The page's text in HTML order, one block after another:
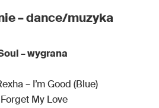
– dance/muzyka
– wygrana
– I’m Good (Blue)
My Love